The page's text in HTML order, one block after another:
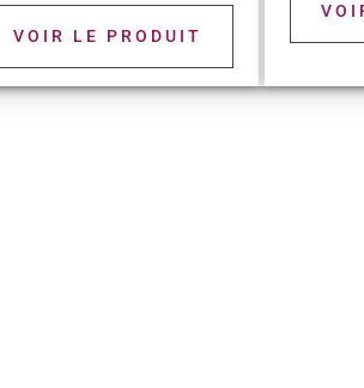
VOIR LE PRODUIT